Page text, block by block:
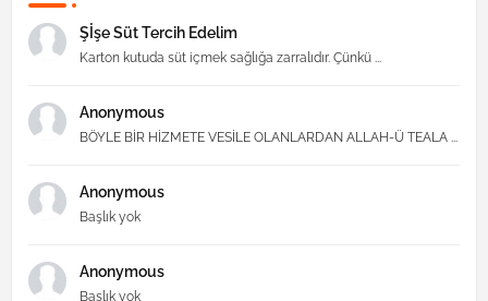
Şİşe Süt Tercih Edelim
Karton kutuda süt içmek sağlığa zarralıdır. Çünkü ...
Anonymous
BÖYLE BİR HİZMETE VESİLE OLANLARDAN ALLAH-Ü TEALA ...
Anonymous
Başlık yok
Anonymous
Başlık yok